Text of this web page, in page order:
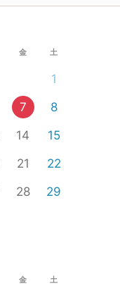
金 土
1
7
8
14
15
21
22
28
29
金 土